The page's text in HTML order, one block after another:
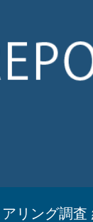
リング調